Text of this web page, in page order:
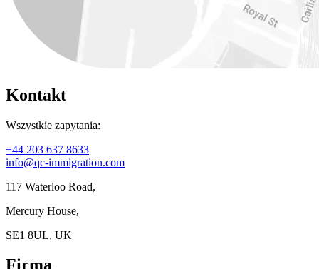
Kontakt
Wszystkie zapytania:
+44 203 637 8633
info@qc-immigration.com
117 Waterloo Road,
Mercury House,
SE1 8UL, UK
Firma